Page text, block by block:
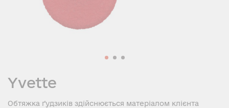
Yvette
Обтяжка ґудзиків здійснюється матеріалом клієнта